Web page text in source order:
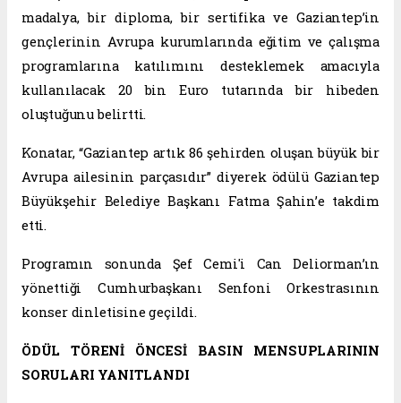
madalya, bir diploma, bir sertifika ve Gaziantep’in
gençlerinin Avrupa kurumlarında eğitim ve çalışma
programlarına katılımını desteklemek amacıyla
kullanılacak 20 bin Euro tutarında bir hibeden
oluştuğunu belirtti.
Konatar, “Gaziantep artık 86 şehirden oluşan büyük bir
Avrupa ailesinin parçasıdır” diyerek ödülü Gaziantep
Büyükşehir Belediye Başkanı Fatma Şahin’e takdim
etti.
Programın sonunda Şef Cemi'i Can Deliorman’ın
yönettiği Cumhurbaşkanı Senfoni Orkestrasının
konser dinletisine geçildi.
ÖDÜL TÖRENİ ÖNCESİ BASIN MENSUPLARININ
SORULARI YANITLANDI